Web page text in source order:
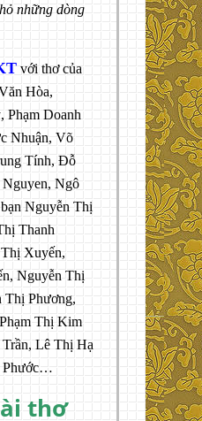
những dòng
với thơ của
Hòa,
Phạm Doanh
Nhuận, Võ
Tính, Đỗ
Nguyen, Ngô
Nguyễn Thị
Thanh
Xuyến,
Nguyễn Thị
Thị Phương,
Thị Kim
Trần, Lê Thị Hạ
Phước…
thơ